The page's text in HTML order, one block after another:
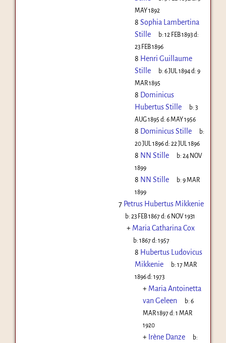
MAY 1892
8 Sophia Lambertina
Stille
b:12 FEB 1893d:
23 FEB 1896
8 Henri Guillaume
Stille
b:6 JUL 1894d:9
MAR 1895
8 Dominicus
Hubertus Stille
b:3
AUG 1895 d: 6 MAY 1956
8 Dominicus Stille
b:
20 JUL 1896d: 22 JUL 1896
8 NN Stille b:24 NOV
1899
8 NN Stille b:9 MAR
1899
7 Petrus Hubertus Mikkenie
b:23 FEB 1867d:6 NOV 1931
+ Maria Catharina Cox
b:1867d:1957
8 Hubertus Ludovicus
Mikkenie
b:17 MAR
1896d: 1973
+ Maria Antoinetta
van Geleen
b:6
MAR 1897d: 1 MAR
1920
+ Irène Danze b: